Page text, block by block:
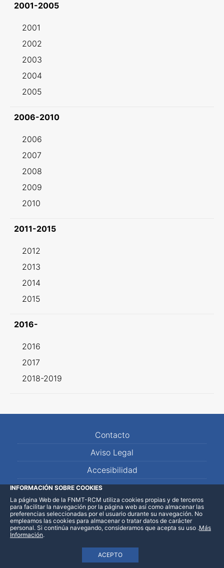
2001-2005
2001
2002
2003
2004
2005
2006-2010
2006
2007
2008
2009
2010
2011-2015
2012
2013
2014
2015
2016-
2016
2017
2018-2019
Contacto
Aviso Legal
Accesibilidad
Mapa Web
INFORMACIÓN SOBRE COOKIES
La página Web de la FNMT-RCM utiliza cookies propias y de terceros
para facilitar la navegación por la página web así como almacenar las
preferencias seleccionadas por el usuario durante su navegación. No
empleamos las cookies para almacenar o tratar datos de carácter
personal. Si continúa navegando, consideramos que acepta su uso
ACEPTO
.Más
Información.